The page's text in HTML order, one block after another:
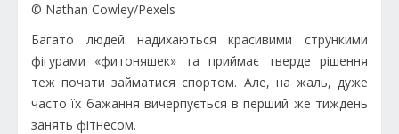
© Nathan Cowley/Pexels
Багато людей надихаються красивими стрункими
фігурами «фитоняшек» та приймає тверде рішення
теж почати займатися спортом. Але, на жаль, дуже
часто їх бажання вичерпується в перший же тиждень
занять фітнесом.